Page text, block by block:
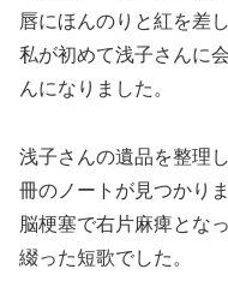
唇にほんのりと紅を差
私が初めて浅子さんに
んになりました。
浅子さんの遺品を整理
冊のノートが見つかりま
脳梗塞で右片麻痺とな
綴った短歌でした。